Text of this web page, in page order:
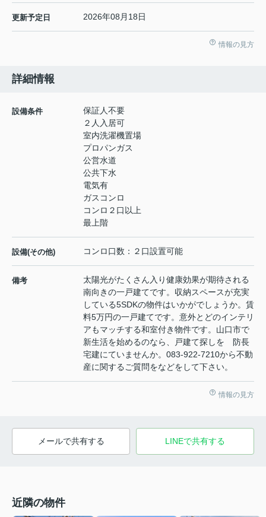
更新予定日 2026年08月18日
情報の見方
詳細情報
設備条件
保証人不要
２人入居可
室内洗濯機置場
プロパンガス
公営水道
公共下水
電気有
ガスコンロ
コンロ２口以上
最上階
設備(その他) コンロ口数：２口設置可能
備考
太陽光がたくさん入り健康効果が期待される
南向きの一戸建てです。収納スペースが充実
している5SDKの物件はいかがでしょうか。賃
料5万円の一戸建てです。意外とどのインテリ
アもマッチする和室付き物件です。山口市で
新生活を始めるのなら、戸建て探しを 防長
宅建にていませんか。083-922-7210から不動
産に関するご質問をなどをして下さい。
情報の見方
メールで共有する LINEで共有する
近隣の物件